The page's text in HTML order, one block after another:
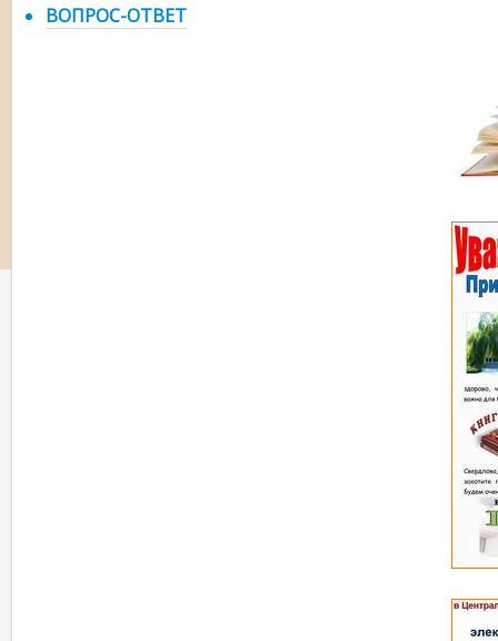
ВОПРОС-ОТВЕТ